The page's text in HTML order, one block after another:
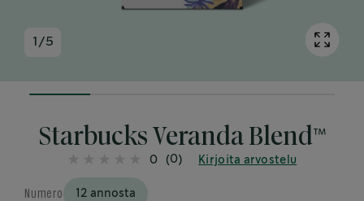
1 /5
20%
Starbucks Veranda Blend™
Numero 12 annosta
0 (0) Kirjoita arvostelu